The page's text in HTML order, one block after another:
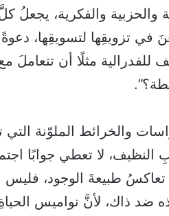
والحزبية والفكرية،
في تزويقِها لتسويقِها،
للفدرالية مثلًا أن
والخرائط الملوّنة
النظيف، لا تعطي جوابًا
تعاكسُ طبيعةَ الوجود، فليس
ضد ذاك، لأنَّ نواميس